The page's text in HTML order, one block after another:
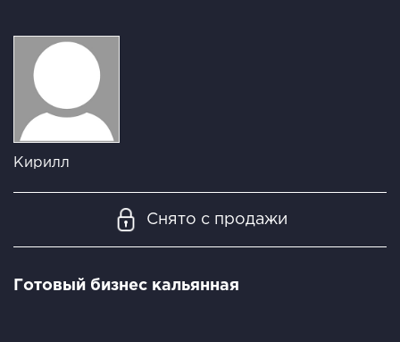
Кирилл
Снято с продажи
Готовый бизнес кальянная